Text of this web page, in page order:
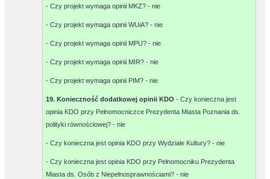
- Czy projekt wymaga opinii MKZ? -nie
- Czy projekt wymaga opinii WUiA? -nie
- Czy projekt wymaga opinii MPU? -nie
- Czy projekt wymaga opinii MIR? -nie
- Czy projekt wymaga opinii PIM? -nie
19. Konieczność dodatkowej opinii KDO- Czy konieczna jest
opinia KDO przy Pełnomocniczce Prezydenta Miasta Poznania ds.
polityki równościowej? -nie
- Czy konieczna jest opinia KDO przy Wydziale Kultury? -nie
- Czy konieczna jest opinia KDO przy Pełnomocniku Prezydenta
Miasta ds. Osób z Niepełnosprawnościami? -nie